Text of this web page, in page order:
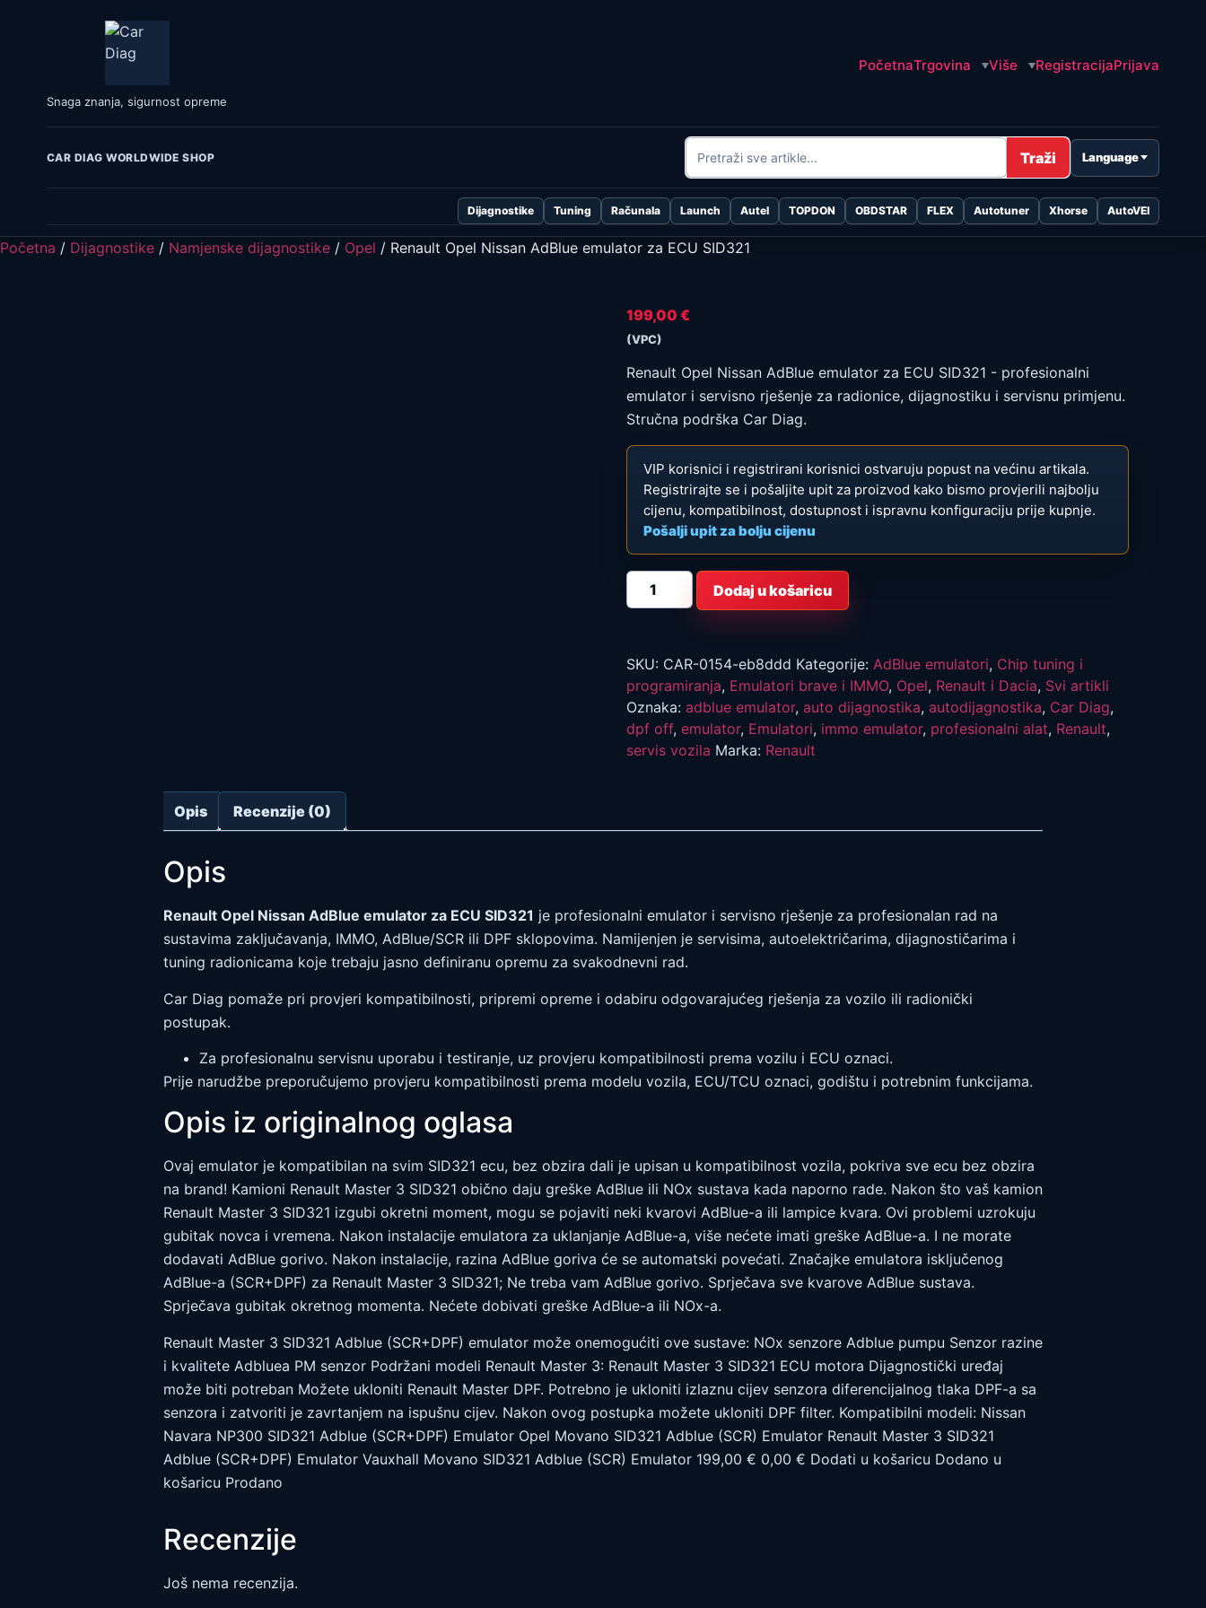
Snaga znanja, sigurnost opreme
PočetnaTrgovina Više RegistracijaPrijava
CAR DIAG WORLDWIDE SHOP Traži Language
Dijagnostike Tuning Računala Launch Autel TOPDON OBDSTAR FLEX Autotuner Xhorse AutoVEI
Početna / Dijagnostike / Namjenske dijagnostike / Opel / Renault Opel Nissan AdBlue emulator za ECU SID321
199,00€
(VPC)
Renault Opel Nissan AdBlue emulator za ECU SID321 - profesionalni
emulator i servisno rješenje za radionice, dijagnostiku i servisnu primjenu.
Stručna podrška Car Diag.
VIP korisnici i registrirani korisnici ostvaruju popust na većinu artikala.
Registrirajte se i pošaljite upit za proizvod kako bismo provjerili najbolju
cijenu, kompatibilnost, dostupnost i ispravnu konfiguraciju prije kupnje.
Pošalji upit za bolju cijenu
Renault
Opel
Nissan
ECU
količina
Dodaj u košaricu
SKU: CAR-0154-eb8ddd Kategorije:AdBlue emulatori, Chip tuning i
programiranja, Emulatori brave i IMMO, Opel, Renault i Dacia, Svi artikli
Oznaka:adblue emulator,auto dijagnostika,autodijagnostika, Car Diag,
dpf off,emulator, Emulatori, immo emulator, profesionalni alat, Renault,
servis vozila Marka: Renault
Opis Recenzije (0)
Opis
Renault Opel Nissan AdBlue emulator za ECU SID321 je profesionalni emulator i servisno rješenje za profesionalan rad na
sustavima zaključavanja, IMMO, AdBlue/SCR ili DPF sklopovima. Namijenjen je servisima, autoelektričarima, dijagnostičarima i
tuning radionicama koje trebaju jasno definiranu opremu za svakodnevni rad.
Car Diag pomaže pri provjeri kompatibilnosti, pripremi opreme i odabiru odgovarajućeg rješenja za vozilo ili radionički
postupak.
Za profesionalnu servisnu uporabu i testiranje, uz provjeru kompatibilnosti prema vozilu i ECU oznaci.
Prije narudžbe preporučujemo provjeru kompatibilnosti prema modelu vozila, ECU/TCU oznaci, godištu i potrebnim funkcijama.
Opis iz originalnog oglasa
Ovaj emulator je kompatibilan na svim SID321 ecu, bez obzira dali je upisan u kompatibilnost vozila, pokriva sve ecu bez obzira
na brand! Kamioni Renault Master 3 SID321 obično daju greške AdBlue ili NOx sustava kada naporno rade. Nakon što vaš kamion
Renault Master 3 SID321 izgubi okretni moment, mogu se pojaviti neki kvarovi AdBlue-a ili lampice kvara. Ovi problemi uzrokuju
gubitak novca i vremena. Nakon instalacije emulatora za uklanjanje AdBlue-a, više nećete imati greške AdBlue-a. I ne morate
dodavati AdBlue gorivo. Nakon instalacije, razina AdBlue goriva će se automatski povećati. Značajke emulatora isključenog
AdBlue-a (SCR+DPF) za Renault Master 3 SID321; Ne treba vam AdBlue gorivo. Sprječava sve kvarove AdBlue sustava.
Sprječava gubitak okretnog momenta. Nećete dobivati greške AdBlue-a ili NOx-a.
Renault Master 3 SID321 Adblue (SCR+DPF) emulator može onemogućiti ove sustave: NOx senzore Adblue pumpu Senzor razine
i kvalitete Adbluea PM senzor Podržani modeli Renault Master 3: Renault Master 3 SID321 ECU motora Dijagnostički uređaj
može biti potreban Možete ukloniti Renault Master DPF. Potrebno je ukloniti izlaznu cijev senzora diferencijalnog tlaka DPF-a sa
senzora i zatvoriti je zavrtanjem na ispušnu cijev. Nakon ovog postupka možete ukloniti DPF filter. Kompatibilni modeli: Nissan
Navara NP300 SID321 Adblue (SCR+DPF) Emulator Opel Movano SID321 Adblue (SCR) Emulator Renault Master 3 SID321
Adblue (SCR+DPF) Emulator Vauxhall Movano SID321 Adblue (SCR) Emulator 199,00 € 0,00 € Dodati u košaricu Dodano u
košaricu Prodano
Recenzije
Još nema recenzija.